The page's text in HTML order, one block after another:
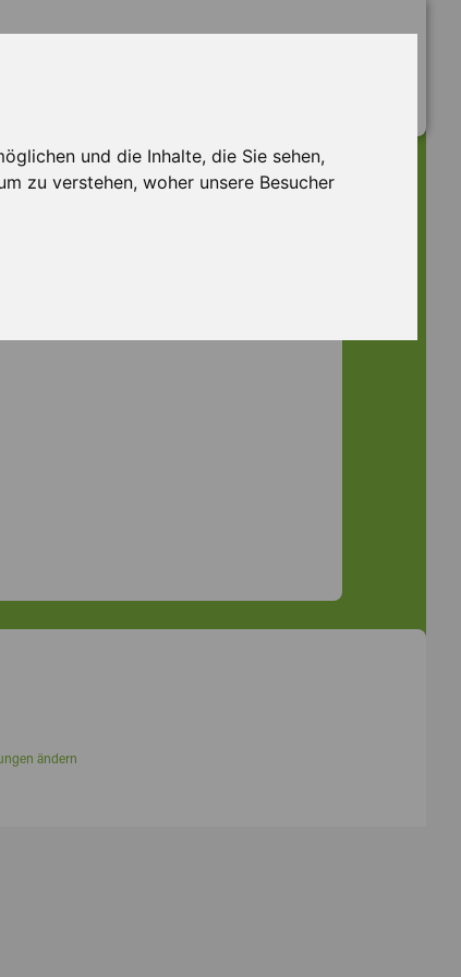
und die Inhalte, die Sie sehen,
zu verstehen, woher unsere Besucher
ändern